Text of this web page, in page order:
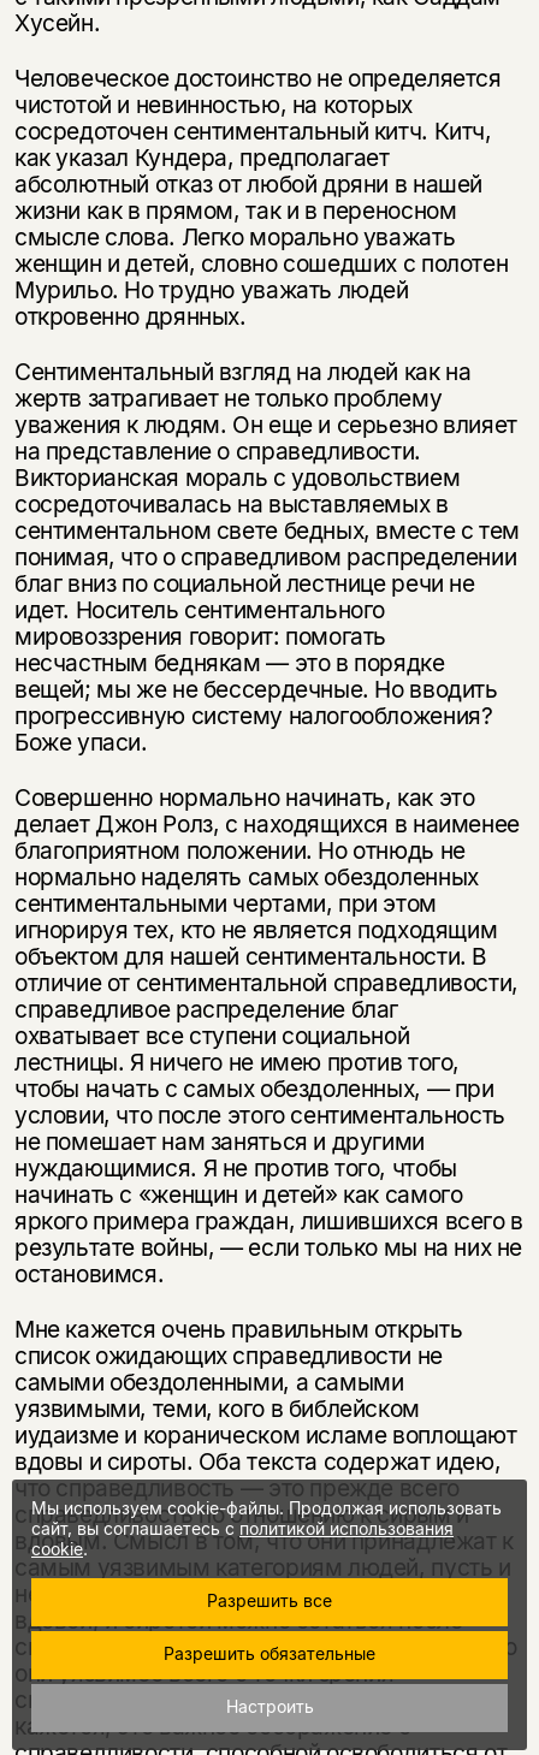
Хусейн.
Человеческое достоинство не определяется
чистотой и невинностью, на которых
сосредоточен сентиментальный китч. Китч,
как указал Кундера, предполагает
абсолютный отказ от любой дряни в нашей
жизни как в прямом, так и в переносном
смысле слова. Легко морально уважать
женщин и детей, словно сошедших с полотен
Мурильо. Но трудно уважать людей
откровенно дрянных.
Сентиментальный взгляд на людей как на
жертв затрагивает не только проблему
уважения к людям. Он еще и серьезно влияет
на представление о справедливости.
Викторианская мораль с удовольствием
сосредоточивалась на выставляемых в
сентиментальном свете бедных, вместе с тем
понимая, что о справедливом распределении
благ вниз по социальной лестнице речи не
идет. Носитель сентиментального
мировоззрения говорит: помогать
несчастным беднякам — это в порядке
вещей; мы же не бессердечные. Но вводить
прогрессивную систему налогообложения?
Боже упаси.
Совершенно нормально начинать, как это
делает Джон Ролз, с находящихся в наименее
благоприятном положении. Но отнюдь не
нормально наделять самых обездоленных
сентиментальными чертами, при этом
игнорируя тех, кто не является подходящим
объектом для нашей сентиментальности. В
отличие от сентиментальной справедливости,
справедливое распределение благ
охватывает все ступени социальной
лестницы. Я ничего не имею против того,
чтобы начать с самых обездоленных, — при
условии, что после этого сентиментальность
не помешает нам заняться и другими
нуждающимися. Я не против того, чтобы
начинать с «женщин и детей» как самого
яркого примера граждан, лишившихся всего в
результате войны, — если только мы на них не
остановимся.
Мне кажется очень правильным открыть
список ожидающих справедливости не
самыми обездоленными, а самыми
уязвимыми, теми, кого в библейском
иудаизме и кораническом исламе воплощают
вдовы и сироты. Оба текста содержат идею,
что справедливость — это прежде всего
справедливость по отношению к сирым и
вдовым. Смысл в том, что они принадлежат к
самым уязвимым категориям людей, пусть и
не обязательно самым обездоленным. И
вдовой, и сиротой можно остаться после
смерти богатого человека. И все-таки именно
они уязвимее всего с точки зрения
способности защитить свои интересы. Мне
кажется, это важное соображение о
Мы используем cookie-файлы. Продолжая использовать
сайт, вы соглашаетесь сполитикой использования
cookie.
Разрешить все
Разрешить обязательные
Настроить